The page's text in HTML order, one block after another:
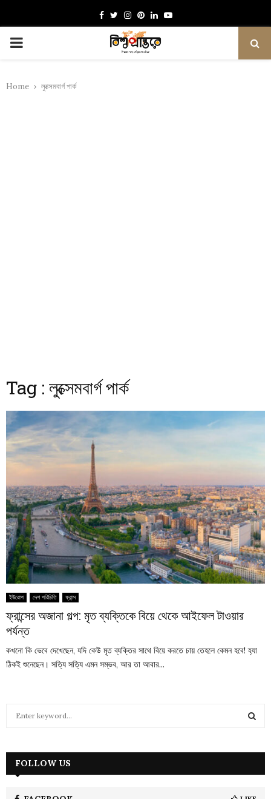
Facebook
TwitterInstagram
Pinterest
LinkedinYoutube
PRIMARY
Home লুক্সেমবার্গ পার্ক
Tag : লুক্সেমবার্গ পার্ক
ইউরোপ দেশ পরিচিতি ফ্রান্স
ফ্রান্সের অজানা গল্প: মৃত ব্যক্তিকে বিয়ে থেকে আইফেল টাওয়ার
পর্যন্ত
কখনো কি ভেবে দেখেছেন, যদি কেউ মৃত ব্যক্তির সাথে বিয়ে করতে চায় তেহলে কেমন হবে! হ্যা
ঠিকই শুনেছেন। সত্যি সত্যি এমন সম্ভব, আর তা আবার...
h
FOLLOW US